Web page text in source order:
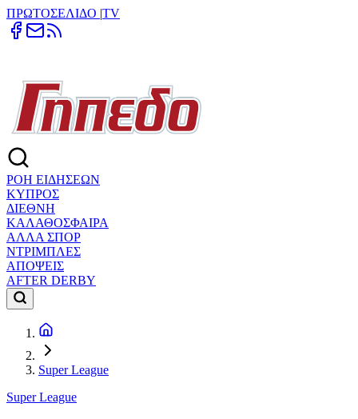
ΠΡΩΤΟΣΕΛΙΔΟ |TV
ΡΟΗ ΕΙΔΗΣΕΩΝ
ΚΥΠΡΟΣ
ΔΙΕΘΝΗ
ΚΑΛΑΘΟΣΦΑΙΡΑ
ΑΛΛΑ ΣΠΟΡ
ΝΤΡΙΜΠΛΕΣ
ΑΠΟΨΕΙΣ
AFTER DERBY
Super League
Super League